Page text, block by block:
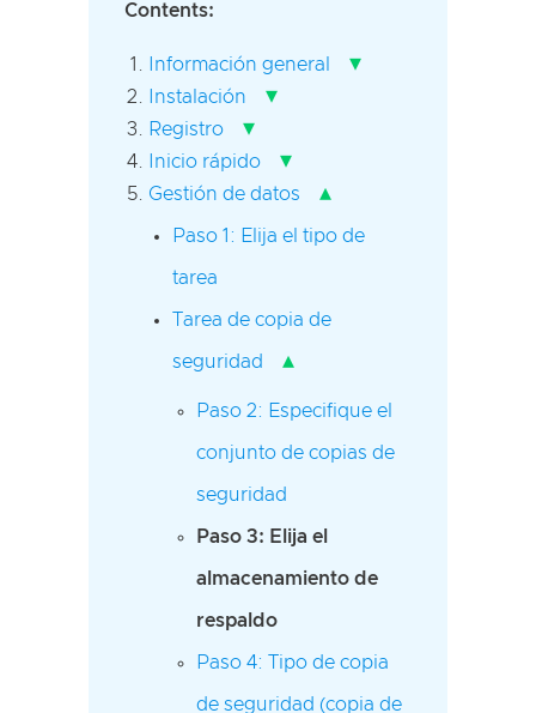
Contents:
Información general ▾
Instalación ▾
Registro ▾
Inicio rápido ▾
Gestión de datos ▴
Paso 1: Elija el tipo de
tarea
Tarea de copia de
seguridad ▴
Paso 2: Especifique el
conjunto de copias de
seguridad
Paso 3: Elija el
almacenamiento de
respaldo
Paso 4: Tipo de copia
de seguridad (copia de